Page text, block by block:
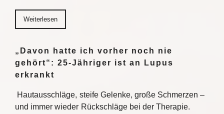
Weiterlesen
„Davon hatte ich vorher noch nie
gehört“: 25-Jähriger ist an Lupus
erkrankt
Hautausschläge, steife Gelenke, große Schmerzen –
und immer wieder Rückschläge bei der Therapie.